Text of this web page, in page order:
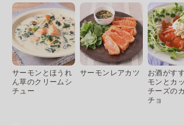
サーモンとほうれ
ん草のクリームシ
チュー
サーモンレアカツ
お酒がす
モンとカ
チーズの
チョ